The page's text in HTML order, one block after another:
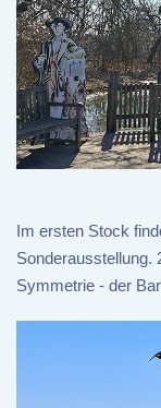
Im ersten Stock
Sonderausstellung.
Symmetrie - der